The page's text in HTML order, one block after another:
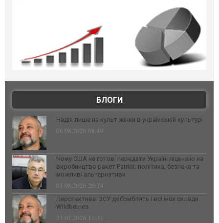
БЛОГИ
Надія лише на культ жінки в українській культурі
06.08.2026 08:49
Чому США не готові передати Україні ліцензію на
виробництво ракет Patriot: політика, безпека та
можливі альтернативи
03.08.2026 20:24
Перспектива: ЗСУ добомблять і всі інші склади
Wildberries
23.07.2026 11:31